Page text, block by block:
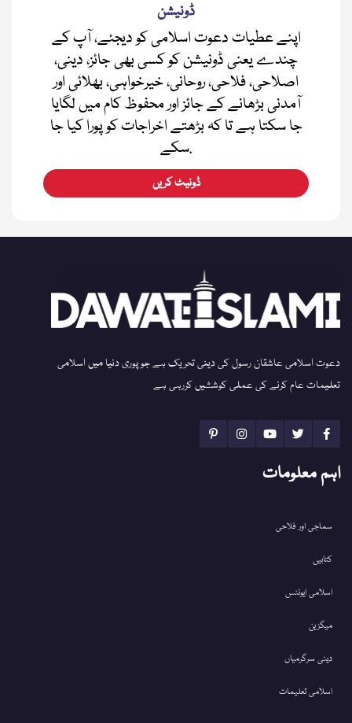
ڈونیشن
اپنے عطیات دعوت اسلامی کو دیجئے، آپ کے
چندے یعنی ڈونیشن کو کسی بھی جائز، دینی،
اصلاحی، فلاحی، روحانی، خیرخواہی، بھلائی اور
آمدنی بڑھانے کے جائز اور محفوظ کام میں لگایا
جا سکتا ہے تا کہ بڑھتے اخراجات کو پورا کیا جا
سکے.
ڈونیٹ کریں
دعوت اسلامی عاشقان رسول کی دینی تحریک ہے جو پوری دنیا میں اسلامی
تعلیمات عام کرنے کی عملی کوششیں کررہی ہے
اہم معلومات
سماجی اور فلاحی
کتابیں
اسلامی ایونٹس
میگزین
دینی سرگرمیاں
اسلامی تعلیمات